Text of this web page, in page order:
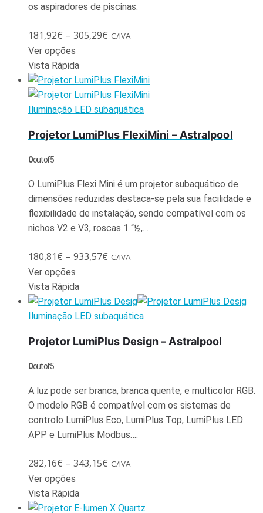
os aspiradores de piscinas.
181,92€ – 305,29€ C/IVA
Ver opções
Vista Rápida
Iluminação LED subaquática
Projetor LumiPlus FlexiMini – Astralpool
0out of 5
O LumiPlus Flexi Mini é um projetor subaquático de
dimensões reduzidas destaca-se pela sua facilidade e
flexibilidade de instalação, sendo compatível com os
nichos V2 e V3, roscas 1 “½,…
180,81€ – 933,57€ C/IVA
Ver opções
Vista Rápida
Iluminação LED subaquática
Projetor LumiPlus Design – Astralpool
0out of 5
A luz pode ser branca, branca quente, e multicolor RGB.
O modelo RGB é compatível com os sistemas de
controlo LumiPlus Eco, LumiPlus Top, LumiPlus LED
APP e LumiPlus Modbus….
282,16€ – 343,15€ C/IVA
Ver opções
Vista Rápida